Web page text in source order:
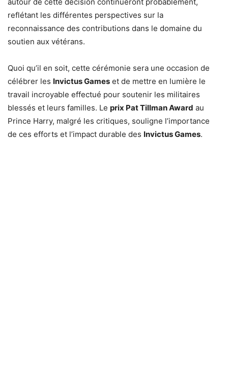
reflétant les différentes perspectives sur la
reconnaissance des contributions dans le domaine du
soutien aux vétérans.
Quoi qu’il en soit, cette cérémonie sera une occasion de
célébrer les Invictus Games et de mettre en lumière le
travail incroyable effectué pour soutenir les militaires
blessés et leurs familles. Le prix Pat Tillman Award au
Prince Harry, malgré les critiques, souligne l’importance
de ces efforts et l’impact durable des Invictus Games.